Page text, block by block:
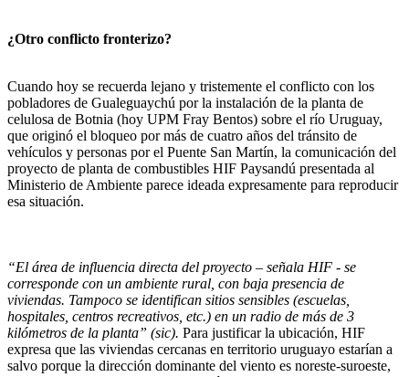
¿Otro conflicto fronterizo?
Cuando hoy se recuerda lejano y tristemente el conflicto con los
pobladores de Gualeguaychú por la instalación de la planta de
celulosa de Botnia (hoy UPM Fray Bentos) sobre el río Uruguay,
que originó el bloqueo por más de cuatro años del tránsito de
vehículos y personas por el Puente San Martín, la comunicación del
proyecto de planta de combustibles HIF Paysandú presentada al
Ministerio de Ambiente parece ideada expresamente para reproducir
esa situación.
“El área de influencia directa del proyecto – señala HIF - se
corresponde con un ambiente rural, con baja presencia de
viviendas. Tampoco se identifican sitios sensibles (escuelas,
hospitales, centros recreativos, etc.) en un radio de más de 3
kilómetros de la planta” (sic). Para justificar la ubicación, HIF
expresa que las viviendas cercanas en territorio uruguayo estarían a
salvo porque la dirección dominante del viento es noreste-suroeste,